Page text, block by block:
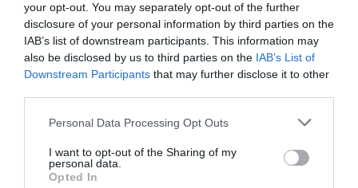
your opt-out. You may separately opt-out of the further
disclosure of your personal information by third parties on the
IAB’s list of downstream participants. This information may
also be disclosed by us to third parties on the IAB’s List of
Downstream Participants that may further disclose it to other
Please note that this website/app uses one or more Google
not limited to your visit or usage behaviour. You may click to
grant or deny consent to Google and its third-party tags to
Personal Data Processing Opt Outs
I want to opt-out of the Sharing of my
personal data.
Opted In
Probléma jelentése Te vagy a tulajdonos?